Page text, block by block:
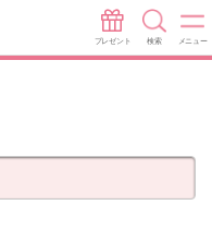
プレゼント 検索 メニュー